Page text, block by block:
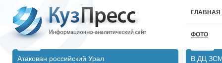
ГЛАВНАЯ
ФОТО
Атакован российский Урал
В ДЦ